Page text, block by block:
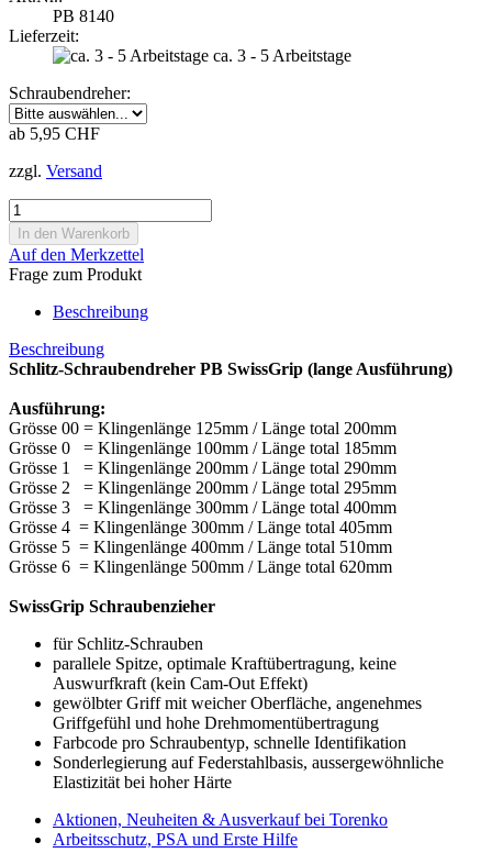
PB 8140
Lieferzeit:
ca. 3 - 5 Arbeitstage
Schraubendreher:
ab 5,95 CHF
zzgl. Versand
Auf den Merkzettel
Frage zum Produkt
Beschreibung
Beschreibung
Schlitz-Schraubendreher PB SwissGrip (lange Ausführung)
Ausführung:
Grösse 00 = Klingenlänge 125mm / Länge total 200mm
Grösse 0 = Klingenlänge 100mm / Länge total 185mm
Grösse 1 = Klingenlänge 200mm / Länge total 290mm
Grösse 2 = Klingenlänge 200mm / Länge total 295mm
Grösse 3 = Klingenlänge 300mm / Länge total 400mm
Grösse 4 = Klingenlänge 300mm / Länge total 405mm
Grösse 5 = Klingenlänge 400mm / Länge total 510mm
Grösse 6 = Klingenlänge 500mm / Länge total 620mm
SwissGrip Schraubenzieher
für Schlitz-Schrauben
parallele Spitze, optimale Kraftübertragung, keine
Auswurfkraft (kein Cam-Out Effekt)
gewölbter Griff mit weicher Oberfläche, angenehmes
Griffgefühl und hohe Drehmomentübertragung
Farbcode pro Schraubentyp, schnelle Identifikation
Sonderlegierung auf Federstahlbasis, aussergewöhnliche
Elastizität bei hoher Härte
Aktionen, Neuheiten & Ausverkauf bei Torenko
Arbeitsschutz, PSA und Erste Hilfe